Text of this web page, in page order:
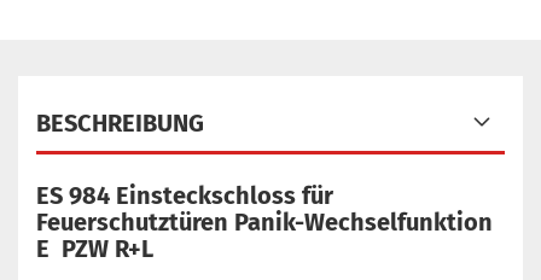
BESCHREIBUNG
ES 984 Einsteckschloss für
Feuerschutztüren Panik-Wechselfunktion
E PZW R+L